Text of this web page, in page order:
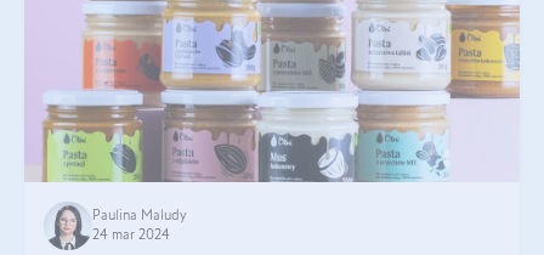
Paulina Maludy
24 mar 2024